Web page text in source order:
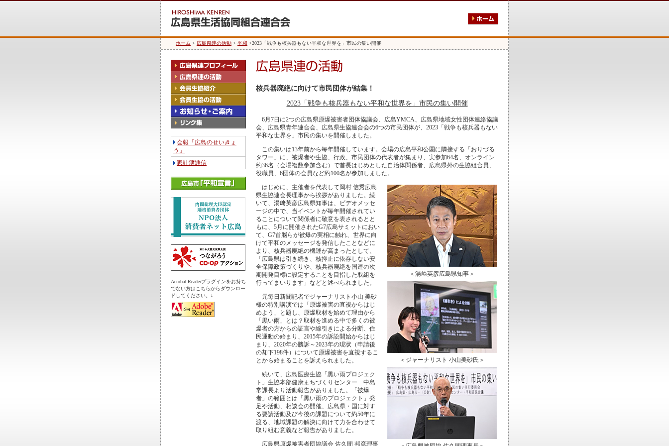
ホーム > 広島県連の活動 > 平和 >2023「戦争も核兵器もない平和な世界を」市民の集い開催
会報「広島のせいきょ
う」
家計簿通信
Acrobat Readerプラグインをお持ち
でない方はこちらからダウンロー
ドしてください。↓
核兵器廃絶に向けて市民団体が結集！
2023「戦争も核兵器もない平和な世界を」市民の集い開催
6月7日に2つの広島県原爆被害者団体協議会、広島YMCA、広島県地域女性団体連絡協議
会、広島県青年連合会、広島県生協連合会の6つの市民団体が、2023「戦争も核兵器もない
平和な世界を」市民の集いを開催しました。
この集いは13年前から毎年開催しています。会場の広島平和公園に隣接する「おりづる
タワー」に、被爆者や生協、行政、市民団体の代表者が集まり、実参加64名、オンライン
約36名（会場複数参加含む）で首長はじめとした自治体関係者、広島県外の生協組合員、
役職員、6団体の会員など約100名が参加しました。
＜湯﨑英彦広島県知事＞
＜ジャーナリスト 小山美砂氏＞
はじめに、主催者を代表して岡村 信秀広島
県生協連会長理事から挨拶がありました。続
いて、湯﨑英彦広島県知事は、ビデオメッセ
ージの中で、当イベントが毎年開催されてい
ることについて関係者に敬意を表されるとと
もに、5月に開催されたG7広島サミットにおい
て、G7首脳らが被爆の実相に触れ、世界に向
けて平和のメッセージを発信したことなどに
より、核兵器廃絶の機運が高まったとして、
「広島県は引き続き、核抑止に依存しない安
全保障政策づくりや、核兵器廃絶を国連の次
期開発目標に設定することを目指した取組を
行ってまいります」などと述べられました。
元毎日新聞記者でジャーナリスト小山 美砂
様の特別講演では「原爆被害の直視からはじ
めよう」と題し、原爆取材を始めて理由から
「黒い雨」とは？取材を進める中で多くの被
爆者の方からの証言や線引きによる分断、住
民運動の始まり、2015年の訴訟開始からはじ
まり、2020年の勝訴～2023年の現状（申請後
の却下198件）について原爆被害を直視するこ
とから始まることを訴えられました。
続いて、広島医療生協「黒い雨プロジェク
ト」生協本部健康まちづくりセンター 中島
常課長より活動報告がありました。「被爆
者」の範囲とは「黒い雨のプロジェクト」発
足や活動、相談会の開催、広島県・国に対す
る要請活動及び今後の課題について約50年に
渡る、地域課題の解決に向けて力を合わせて
取り組む意義など報告がありました。
広島県原爆被害者団協議会 佐久間 邦彦理事